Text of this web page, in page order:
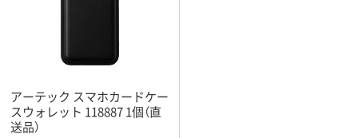
アーテック スマホカードケー
スウォレット 118887 1個（直
送品）